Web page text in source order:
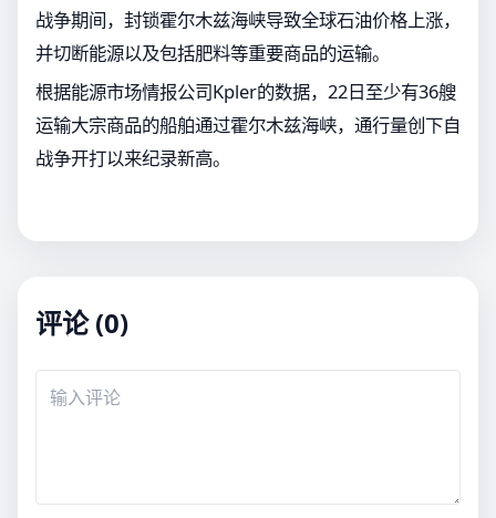
战争期间，封锁霍尔木兹海峡导致全球石油价格上涨，
并切断能源以及包括肥料等重要商品的运输。
根据能源市场情报公司Kpler的数据，22日至少有36艘
运输大宗商品的船舶通过霍尔木兹海峡，通行量创下自
战争开打以来纪录新高。
评论 (0)